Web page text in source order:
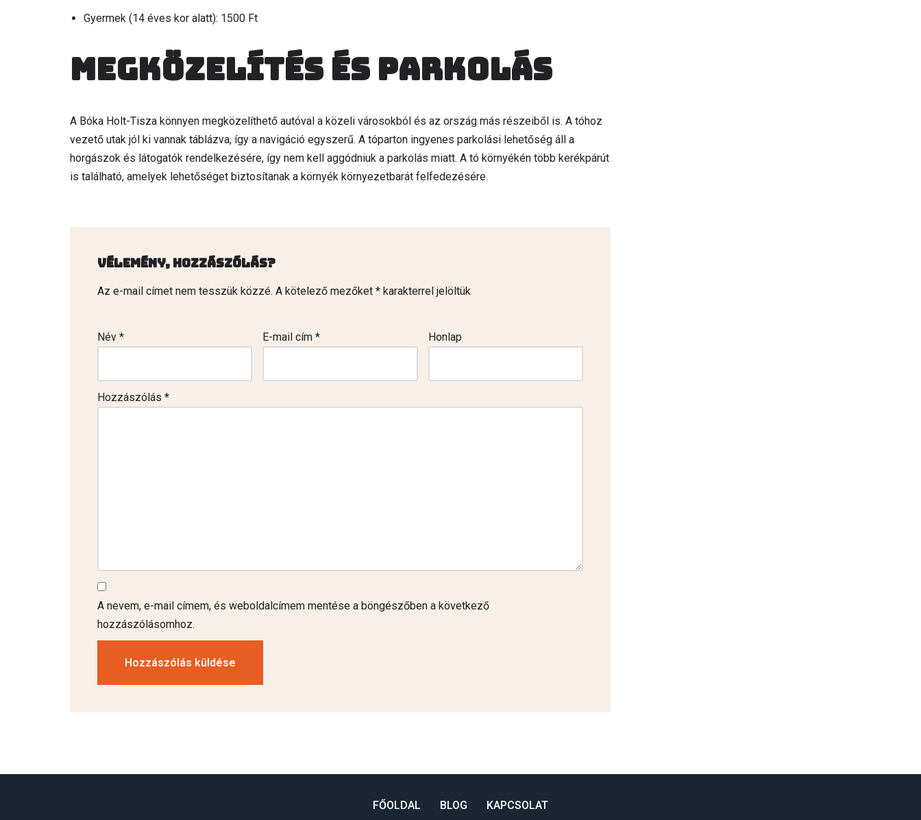
Gyermek (14 éves kor alatt): 1500 Ft
Megközelítés és parkolás
A Bóka Holt-Tisza könnyen megközelíthető autóval a közeli városokból és az ország más részeiből is. A tóhoz
vezető utak jól ki vannak táblázva, így a navigáció egyszerű. A tóparton ingyenes parkolási lehetőség áll a
horgászok és látogatók rendelkezésére, így nem kell aggódniuk a parkolás miatt. A tó környékén több kerékpárút
is található, amelyek lehetőséget biztosítanak a környék környezetbarát felfedezésére.
Vélemény, hozzászólás?
Az e-mail címet nem tesszük közzé. A kötelező mezőket * karakterrel jelöltük
Név * E-mail cím* Honlap
Hozzászólás *
A nevem, e-mail címem, és weboldalcímem mentése a böngészőben a következő
hozzászólásomhoz.
FŐOLDAL BLOG KAPCSOLAT